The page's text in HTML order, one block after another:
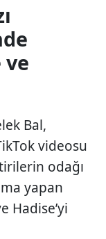
ve
Bal,
videosu
odağı
yapan
Hadise’yi